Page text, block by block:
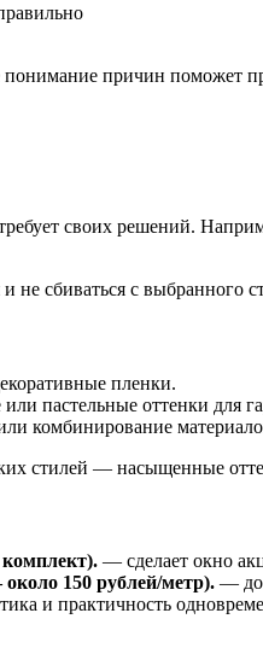
причин поможет
своих решений.
не сбиваться с выбранного
пленки.
пастельные оттенки для
комбинирование
стилей — насыщенные
— сделает окно
150 рублей/метр). —
и практичность